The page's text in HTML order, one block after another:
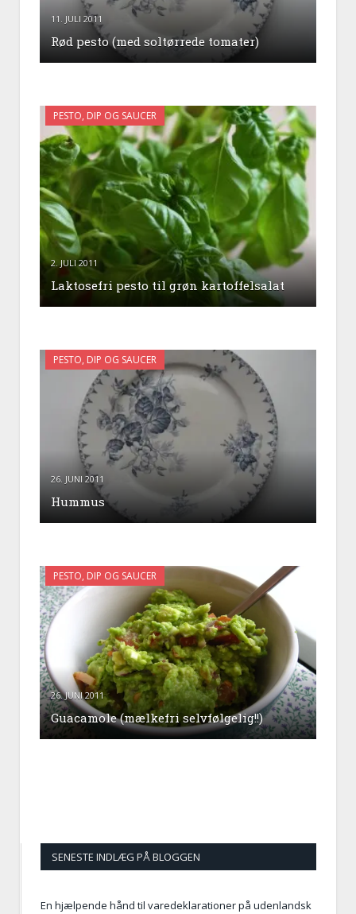
11. JULI 2011
Rød pesto (med soltørrede tomater)
PESTO, DIP OG SAUCER
2. JULI 2011
Laktosefri pesto til grøn kartoffelsalat
PESTO, DIP OG SAUCER
26. JUNI 2011
Hummus
PESTO, DIP OG SAUCER
26. JUNI 2011
Guacamole (mælkefri selvfølgelig!!)
SENESTE INDLÆG PÅ BLOGGEN
En hjælpende hånd til varedeklarationer på udenlandsk